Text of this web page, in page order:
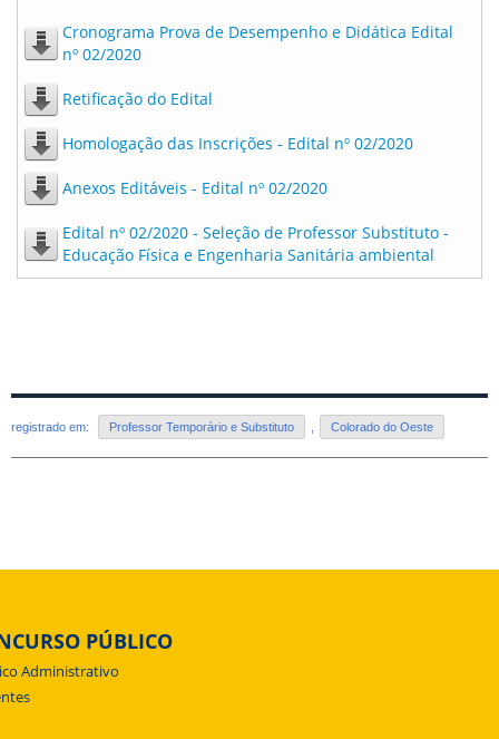
Cronograma Prova de Desempenho e Didática Edital
nº 02/2020
Retificação do Edital
Homologação das Inscrições - Edital nº 02/2020
Anexos Editáveis - Edital nº 02/2020
Edital nº 02/2020 - Seleção de Professor Substituto -
Educação Física e Engenharia Sanitária ambiental
registrado em: Professor Temporário e Substituto , Colorado do Oeste
PÚBLICO
Administrativo